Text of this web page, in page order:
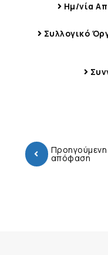
Ημ/νία
Συλλογικό
Προηγούμενη
απόφαση